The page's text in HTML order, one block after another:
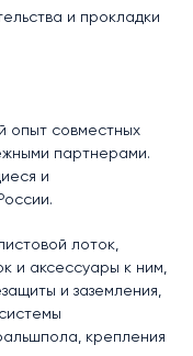
и прокладки
опыт совместных
партнерами.
и
лоток,
и аксессуары к ним,
и заземления,
крепления